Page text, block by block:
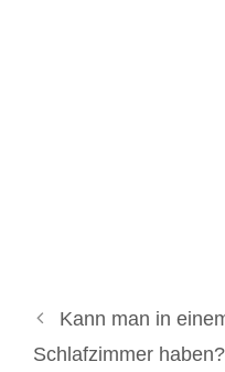
Kann man in
Schlafzimmer haben?